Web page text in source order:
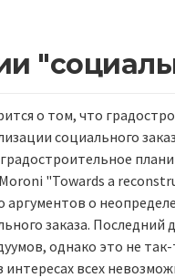
о том, что
социального
"Towards a
аргументов о
заказа. Последний
однако это не
интересах всех